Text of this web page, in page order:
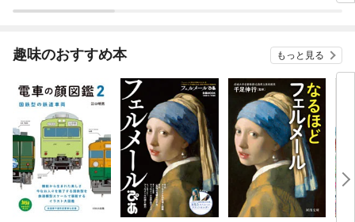
趣味のおすすめ本 もっと見る